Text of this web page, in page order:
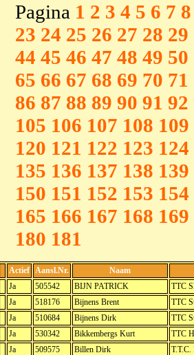
Pagina 1 2 3 4 5 6 7 8
23 24 25 26 27 28 29
44 45 46 47 48 49 50
65 66 67 68 69 70 71
86 87 88 89 90 91 92
105 106 107 108 109
120 121 122 123 124
135 136 137 138 139
150 151 152 153 154
165 166 167 168 169
180 181
Actief Aansl.Nr.
Naam
Ja
505542 BIJN PATRICK
TTC
Ja
518176 Bijnens Brent
TTC
Ja
510684 Bijnens Dirk
TTC
Ja
530342 Bikkembergs Kurt
TTC
Ja
509575 Billen Dirk
T.T.C.